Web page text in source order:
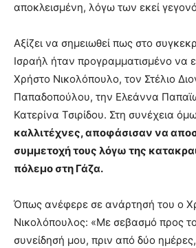
αποκλεισμένη, λόγω των εκεί
Αξίζει να σημειωθεί πως στο
Ισραήλ ήταν προγραμματισμένο να
Χρήστο Νικολόπουλο, τον Στέλιο
Παπαδοπούλου, την Ελεάννα
Κατερίνα Τσιρίδου. Στη συνέχεια
καλλιτέχνες, αποφάσισαν να
συμμετοχή τους λόγω της
πόλεμο στη Γάζα.
Όπως ανέφερε σε ανάρτησή του ο
Νικολόπουλος: «Με σεβασμό προς
συνείδησή μου, πριν από δύο